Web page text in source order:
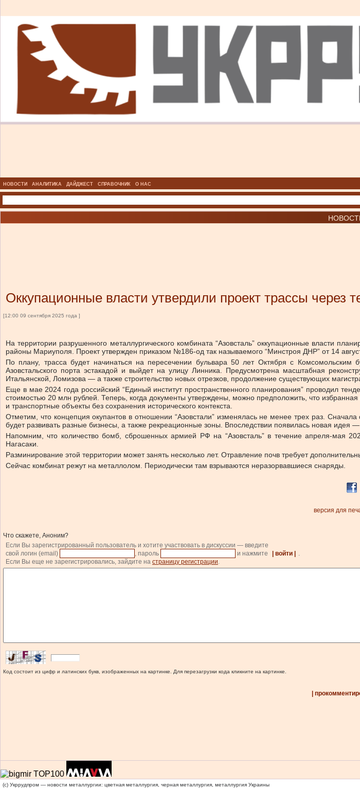
НОВОСТИ АНАЛИТИКА ДАЙДЖЕСТ СПРАВОЧНИК О НАС
Оккупационные власти утвердили проект трассы через
[12:00 09 сентября 2025 года ]
На территории разрушенного металлургического комбината “Азовсталь” оккупационные власти
районы Мариуполя. Проект утвержден приказом №186-од так называемого “Минстроя ДНР” от 14
По плану, трасса будет начинаться на пересечении бульвара 50 лет Октября с Комсомольским
Азовстальского порта эстакадой и выйдет на улицу Линника. Предусмотрена масштабная
Итальянской, Ломизова — а также строительство новых отрезков, продолжение существующих
Еще в мае 2024 года российский “Единый институт пространственного планирования” проводил
стоимостью 20 млн рублей. Теперь, когда документы утверждены, можно предположить, что
и транспортные объекты без сохранения исторического контекста.
Отметим, что концепция окупантов в отношении “Азовстали” изменялась не менее трех раз.
будет развивать разные бизнесы, а также рекреационные зоны. Впоследствии появилась новая идея —
Напомним, что количество бомб, сброшенных армией РФ на “Азовсталь” в течение апреля-мая
Нагасаки.
Разминирование этой территории может занять несколько лет. Отравление почв требует
Сейчас комбинат режут на металлолом. Периодически там взрываются неразорвавшиеся снаряды.
версия для
Что скажете, Аноним?
Если Вы зарегистрированный пользователь и хотите участвовать в дискуссии — введите
свой логин (email)
, пароль и нажмите | войти |
.
Если Вы еще не зарегистрировались, зайдите на страницу регистрации.
Код состоит из цифр и латинских букв, изображенных на картинке. Для перезагрузки кода кликните на картинке.
|
(c) Укррудпром — новости металлургии: цветная металлургия, черная металлургия, металлургия Украины